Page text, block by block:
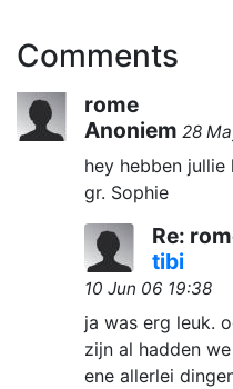
Comments
rome
Anoniem 28
hey hebben jullie
gr. Sophie
Re:
tibi
10 Jun 06 19:38
ja was erg leuk.
zijn al hadden
ene allerlei